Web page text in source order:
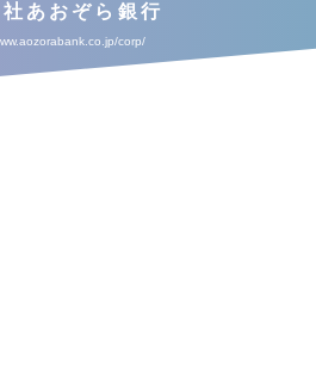
あおぞら銀行
corp/